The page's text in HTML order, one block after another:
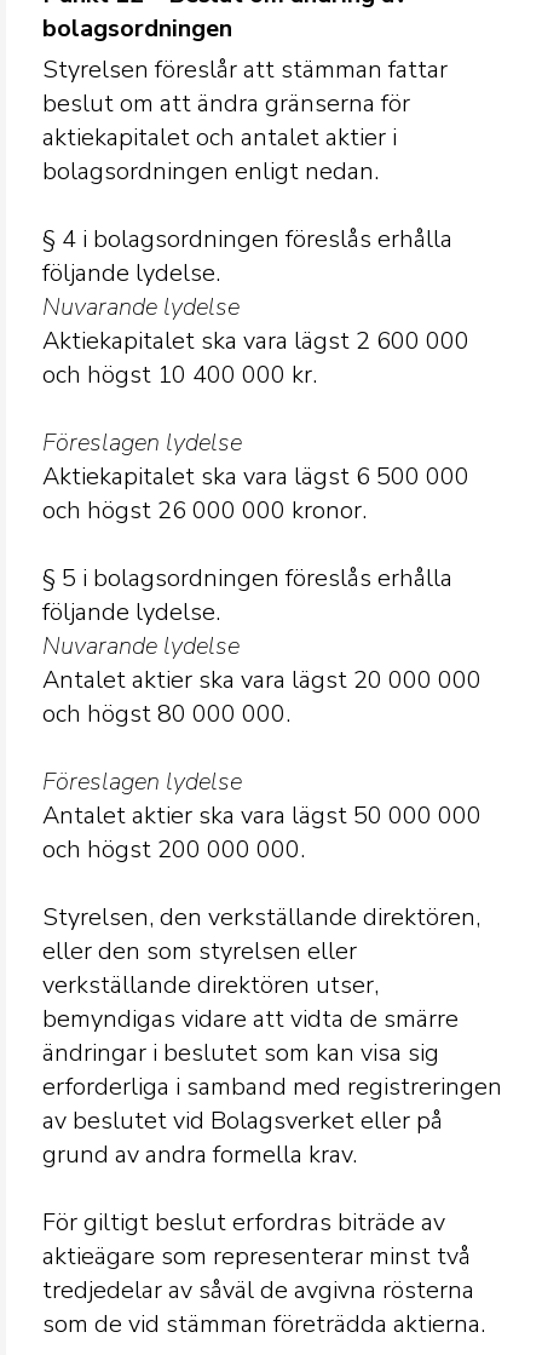
bolagsordningen
Styrelsen föreslår att stämman fattar
beslut om att ändra gränserna för
aktiekapitalet och antalet aktier i
bolagsordningen enligt nedan.
§ 4 i bolagsordningen föreslås erhålla
följande lydelse.
Nuvarande lydelse
Aktiekapitalet ska vara lägst 2 600 000
och högst 10 400 000 kr.
Föreslagen lydelse
Aktiekapitalet ska vara lägst 6 500 000
och högst 26 000 000 kronor.
§ 5 i bolagsordningen föreslås erhålla
följande lydelse.
Nuvarande lydelse
Antalet aktier ska vara lägst 20 000 000
och högst 80 000 000.
Föreslagen lydelse
Antalet aktier ska vara lägst 50 000 000
och högst 200 000 000.
Styrelsen, den verkställande direktören,
eller den som styrelsen eller
verkställande direktören utser,
bemyndigas vidare att vidta de smärre
ändringar i beslutet som kan visa sig
erforderliga i samband med registreringen
av beslutet vid Bolagsverket eller på
grund av andra formella krav.
För giltigt beslut erfordras biträde av
aktieägare som representerar minst två
tredjedelar av såväl de avgivna rösterna
som de vid stämman företrädda aktierna.